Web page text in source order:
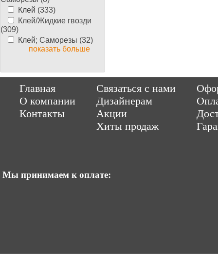
Клей (333)
Клей/Жидкие гвозди
(309)
Клей; Саморезы (32)
показать больше
Главная
О компании
Контакты
Связаться с нами
Дизайнерам
Акции
Хиты продаж
Мы принимаем к оплате:
ItCompany Продвижение сайтов by «ВзлЁт»